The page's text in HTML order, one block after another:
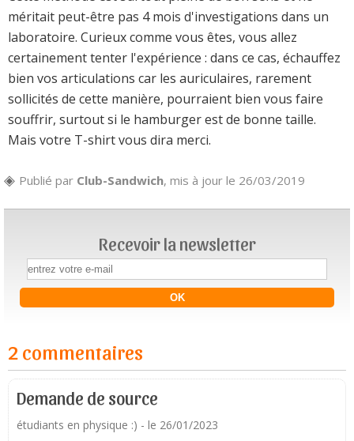
méritait peut-être pas 4 mois d'investigations dans un
laboratoire. Curieux comme vous êtes, vous allez
certainement tenter l'expérience : dans ce cas, échauffez
bien vos articulations car les auriculaires, rarement
sollicités de cette manière, pourraient bien vous faire
souffrir, surtout si le hamburger est de bonne taille.
Mais votre T-shirt vous dira merci.
Publié par Club-Sandwich, mis à jour le 26/03/2019
Recevoir la newsletter
2 commentaires
Demande de source
étudiants en physique :) - le 26/01/2023